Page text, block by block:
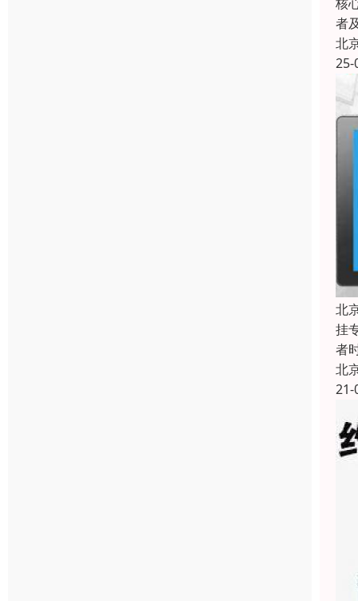
者
北
25-
北
挂
者
北
21-